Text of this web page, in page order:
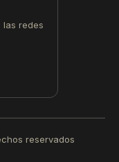
las redes
reservados